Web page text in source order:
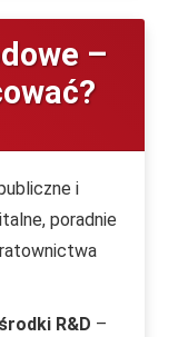
–
i
poradnie
R&D –